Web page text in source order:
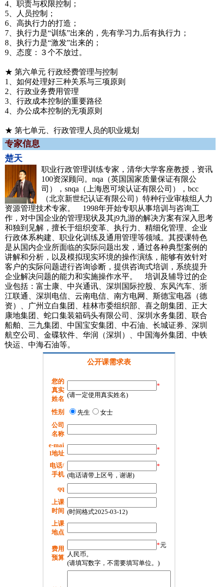
4、职责与权限控制；
5、人员控制；
6、高执行力的打造；
7、执行力是“训练”出来的，先有学习力,后有执行力；
8、执行力是“激发”出来的；
9、态度：３个不放过。
★ 第六单元 行政经费管理与控制
1、如何处理好三种关系与三项原则
2、行政业务费用管理
3、行政成本控制的重要路径
4、办公成本控制的无项原则
★ 第七单元、行政管理人员的职业规划
专家信息
楚天
职业行政管理训练专家，清华大学客座教授，资讯
100资深顾问。nqa（英国国家质量保证有限公
司），snqa（上海恩可埃认证有限公司），bcc
（北京新世纪认证有限公司）特种行业审核组人力
资源管理技术专家。 1998年开始专职从事培训与咨询工
作，对中国企业的管理现状及其j9九游的解决方案有深入思考
和独到见解，擅长于组织变革、执行力、精细化管理、企业
行政体系构建、职业化训练及通用管理等领域。其授课特色
是从国内企业所面临的实际问题出发，通过各种典型案例的
讲解和分析，以及模拟现实环境的操作演练，能够有效针对
客户的实际问题进行咨询诊断，提供咨询式培训，系统提升
企业解决问题的能力和实施操作水平。 培训及辅导过的企
业包括：富士康、中兴通讯、深圳国际控股、东风汽车、浙
江联通、深圳电信、云南电信、南方电网、斯德宝电器（德
资）、广州立白集团、桂林市委组织部、喜之朗集团、正大
康地集团、蛇口集装箱码头有限公司、深圳水务集团、联合
船舶、三九集团、中国宝安集团、中石油、长城证券、深圳
航空公司、金碟软件、华润（深圳）、中国海外集团、中铁
快运、中海石油等。
公开课需求表
您的
真实
姓名
*
(请一定使用真实姓名)
性别 先生
女士
公司
名称
e-mai
l地址
*
电话/
手机
*
(电话请带上区号，谢谢)
qq
上课
时间 (时间格式2025-03-12)
上课
地点
费用
预算
*元
人民币。
(请填写数字，不需要填写单位。)